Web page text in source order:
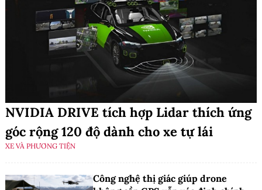
NVIDIA DRIVE tích hợp Lidar thích ứng
góc rộng 120 độ dành cho xe tự lái
XE VÀ PHƯƠNG TIỆN
Công nghệ thị giác giúp drone